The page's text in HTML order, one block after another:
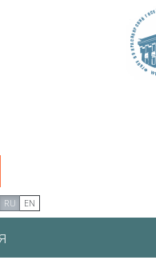
RU EN